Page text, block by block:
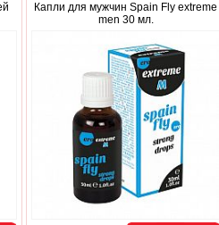
Капли для мужчин Spain Fly extreme
men 30 мл.